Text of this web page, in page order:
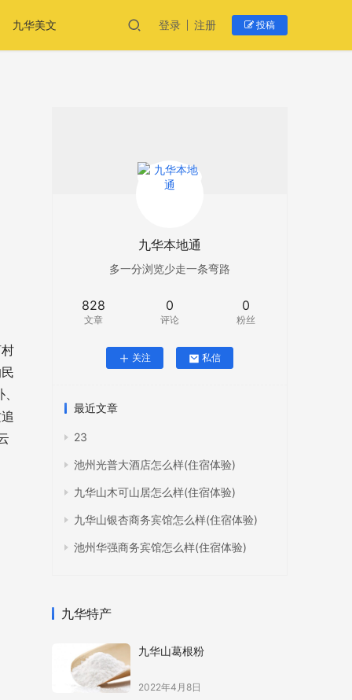
九华美文 登录 注册 投稿
九华本地通
多一分浏览少走一条弯路
828
文章
0
评论
0
粉丝
关注 私信
最近文章
23
池州光普大酒店怎么样(住宿体验)
九华山木可山居怎么样(住宿体验)
九华山银杏商务宾馆怎么样(住宿体验)
池州华强商务宾馆怎么样(住宿体验)
九华特产
九华山葛根粉
2022年4月8日